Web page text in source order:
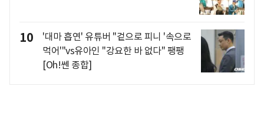
10
'대마 흡연' 유튜버 "겉으로 피니 '속으로
먹어'"vs유아인 "강요한 바 없다" 팽팽
[Oh!쎈 종합]